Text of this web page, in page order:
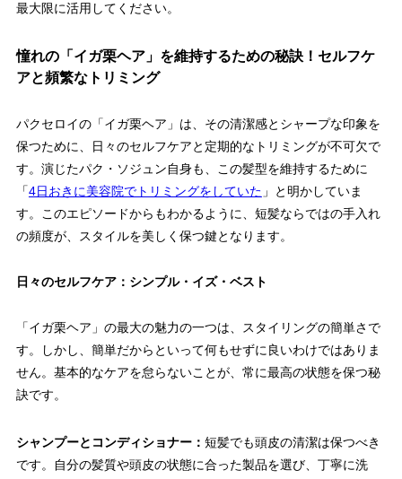
最大限に活用 してください。
憧れの「イガ栗ヘア」を維持するための秘訣！セルフケ
アと頻繁なトリミング
パクセロイの「イガ栗ヘア」は、その清潔感とシャープな印象を
保つために、日々のセルフケアと定期的なトリミングが不可欠で
す。演じたパク・ソジュン自身も、この髪型を維持するために
「4日おきに美容院でトリミングをしていた 」と明かしていま
す。このエピソードからもわかるように、短髪ならではの手入れ
の頻度が、スタイルを美しく保つ鍵となります。
日々のセルフケア：シンプル・イズ・ベスト
「イガ栗ヘア」の最大の魅力の一つは、スタイリングの簡単さで
す。しかし、簡単だからといって何もせずに良いわけではありま
せん。基本的なケアを怠らないことが、常に最高の状態を保つ秘
訣です。
シャンプーとコンディショナー： 短髪でも頭皮の清潔は保つべき
です。自分の髪質や頭皮の状態に合った製品を選び、丁寧に洗